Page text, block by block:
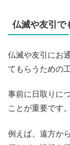
仏滅や友引で
仏滅や友引にお
てもらうための
事前に日取りに
ことが重要です。
例えば、遠方か